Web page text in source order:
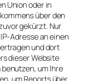
Union oder in
über den
gekürzt. Nur
Adresse an einen
und dort
dieser Website
um Ihre